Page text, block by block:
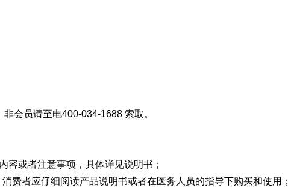
会员请至电400-034-1688 索取。
容或者注意事项，具体详见说明书；
费者应仔细阅读产品说明书或者在医务人员的指导下购买和使用；